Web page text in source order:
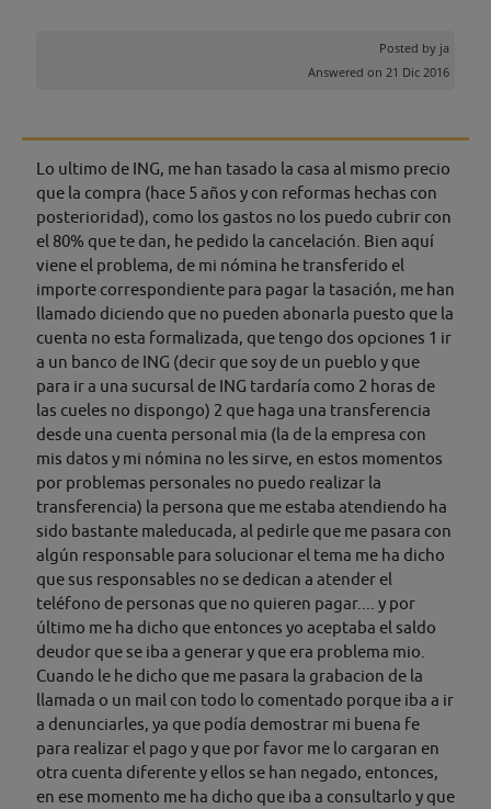
Posted by ja
Answered on 21 Dic 2016
Lo ultimo de ING, me han tasado la casa al mismo precio
que la compra (hace 5 años y con reformas hechas con
posterioridad), como los gastos no los puedo cubrir con
el 80% que te dan, he pedido la cancelación. Bien aquí
viene el problema, de mi nómina he transferido el
importe correspondiente para pagar la tasación, me han
llamado diciendo que no pueden abonarla puesto que la
cuenta no esta formalizada, que tengo dos opciones 1 ir
a un banco de ING (decir que soy de un pueblo y que
para ir a una sucursal de ING tardaría como 2 horas de
las cueles no dispongo) 2 que haga una transferencia
desde una cuenta personal mia (la de la empresa con
mis datos y mi nómina no les sirve, en estos momentos
por problemas personales no puedo realizar la
transferencia) la persona que me estaba atendiendo ha
sido bastante maleducada, al pedirle que me pasara con
algún responsable para solucionar el tema me ha dicho
que sus responsables no se dedican a atender el
teléfono de personas que no quieren pagar.... y por
último me ha dicho que entonces yo aceptaba el saldo
deudor que se iba a generar y que era problema mio.
Cuando le he dicho que me pasara la grabacion de la
llamada o un mail con todo lo comentado porque iba a ir
a denunciarles, ya que podía demostrar mi buena fe
para realizar el pago y que por favor me lo cargaran en
otra cuenta diferente y ellos se han negado, entonces,
en ese momento me ha dicho que iba a consultarlo y que